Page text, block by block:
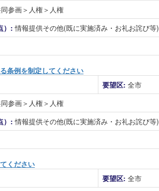
参画＞人権＞人権
）:情報提供その他(既に実施済み・お礼お詫び等)
条例を制定してください
要望区: 全市
参画＞人権＞人権
）:情報提供その他(既に実施済み・お礼お詫び等)
ください
要望区: 全市